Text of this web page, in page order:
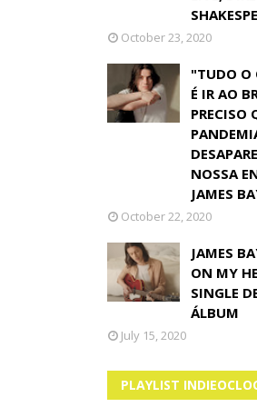
October 23, 2020
"TUDO O
É IR AO
PRECISO
NOSSA
JAMES
October 22, 2020
JAMES
ON MY
SINGLE
ÁLBUM
July 15, 2020
PLAYLIST